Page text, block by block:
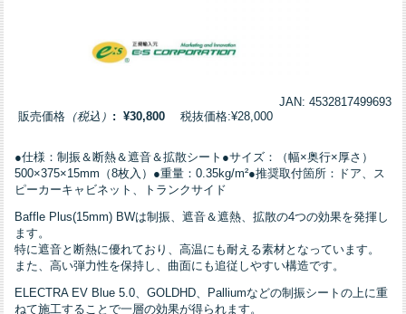
JAN: 4532817499693
販売価格 （税込） : ¥30,800 税抜価格:¥28,000
●仕様：制振＆断熱＆遮音＆拡散シート●サイズ：（幅×奥行×厚さ）
500×375×15mm（8枚入）●重量：0.35kg/m²●推奨取付箇所：ドア、ス
ピーカーキャビネット、トランクサイド
Baffle Plus(15mm) BWは制振、遮音＆遮熱、拡散の4つの効果を発揮し
ます。
特に遮音と断熱に優れており、高温にも耐える素材となっています。
また、高い弾力性を保持し、曲面にも追従しやすい構造です。
ELECTRA EV Blue 5.0、GOLDHD、Palliumなどの制振シートの上に重
ねて施工することで一層の効果が得られます。